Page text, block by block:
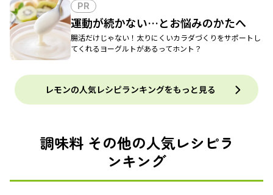
PR
運動が続かない…とお悩みのかたへ
腸活だけじゃない！太りにくいカラダづくりをサポートし
てくれるヨーグルトがあるってホント？
レモンの人気レシピランキングをもっと見る
調味料 その他の人気レシピラ
ンキング